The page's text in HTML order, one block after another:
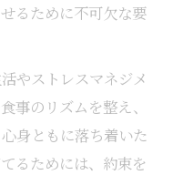
るために不可欠な要
やストレスマネジメ
事のリズムを整え、
身ともに落ち着いた
るためには、約束を